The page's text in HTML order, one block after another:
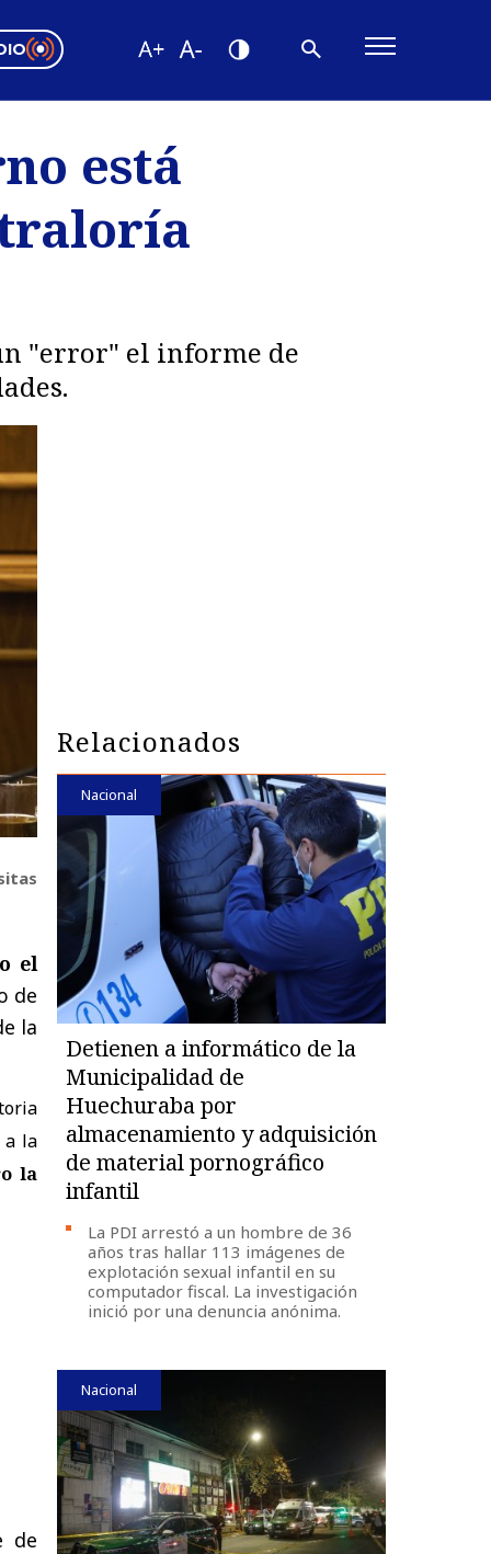
está
"error" el informe de
el
de
la
a la
la
de
Relacionados
Nacional
Detienen a informático de la
Municipalidad de
Huechuraba por
almacenamiento y adquisición
de material pornográfico
infantil
La PDI arrestó a un hombre de 36
años tras hallar 113 imágenes de
explotación sexual infantil en su
computador fiscal. La investigación
inició por una denuncia anónima.
Nacional